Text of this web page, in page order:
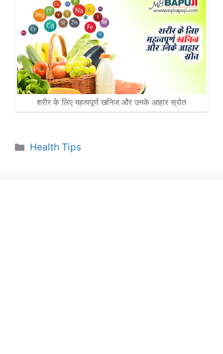
शरीर के लिए महत्वपूर्ण खनिज और उनके आहार स्रोत
Categories
Health Tips